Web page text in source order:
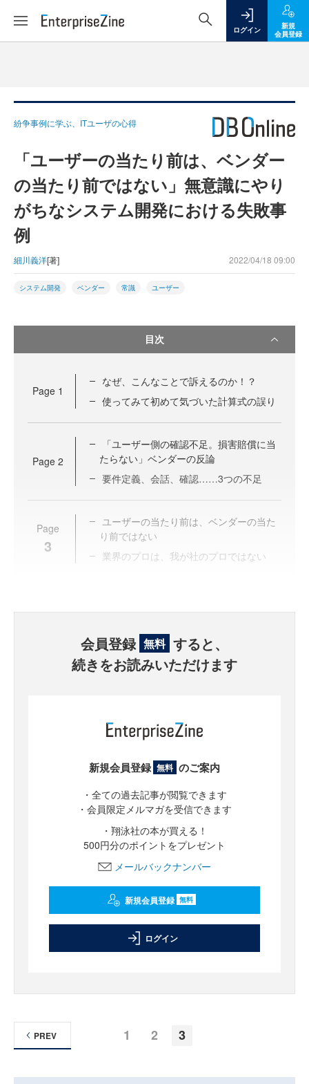
ログイン
新規
会員登録
紛争事例に学ぶ、ITユーザの心得
「ユーザーの当たり前は、ベンダー
の当たり前ではない」無意識にやり
がちなシステム開発における失敗事
例
細川義洋[著] 2022/04/18 09:00
システム開発 ベンダー 常識 ユーザー
目次
Page 1
なぜ、こんなことで訴えるのか！？
使ってみて初めて気づいた計算式の誤り
Page 2
「ユーザー側の確認不足。損害賠償に当
たらない」ベンダーの反論
要件定義、会話、確認……3つの不足
Page
3
ユーザーの当たり前は、ベンダーの当た
り前ではない
業界のプロは、我が社のプロではない
会員登録 無料 すると、
続きをお読みいただけます
新規会員登録 無料 のご案内
・全ての過去記事が閲覧できます
・会員限定メルマガを受信できます
・翔泳社の本が買える！
500円分のポイントをプレゼント
メールバックナンバー
新規会員登録 無料
ログイン
1 2 3
PREV